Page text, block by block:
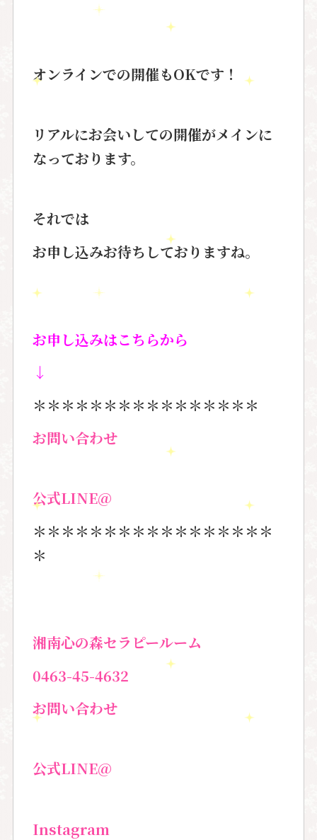
オンラインでの開催もOKです！
リアルにお会いしての開催がメインに
なっております。
それでは
お申し込みお待ちしておりますね。
お申し込みはこちらから
↓
＊＊＊＊＊＊＊＊＊＊＊＊＊＊＊＊
お問い合わせ
公式LINE@
＊＊＊＊＊＊＊＊＊＊＊＊＊＊＊＊＊
＊
湘南心の森セラピールーム
0463-45-4632
お問い合わせ
公式LINE@
Instagram